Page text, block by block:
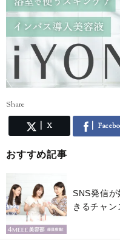
(コンタクトはインスタグラム
す)
※恐れ入りますが、商品に関
Share
X
おすすめ記事
SNS発信
きるチャ